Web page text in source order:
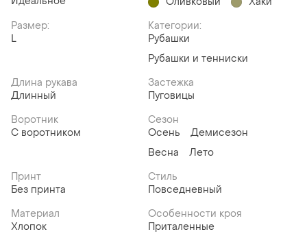
Размер:
L
Категории:
Рубашки
Рубашки и тенниски
Длина рукава
Длинный
Застежка
Пуговицы
Воротник
С воротником
Сезон
Осень
Демисезон
Весна
Лето
Принт
Без принта
Стиль
Повседневный
Материал
Хлопок
Особенности кроя
Приталенные